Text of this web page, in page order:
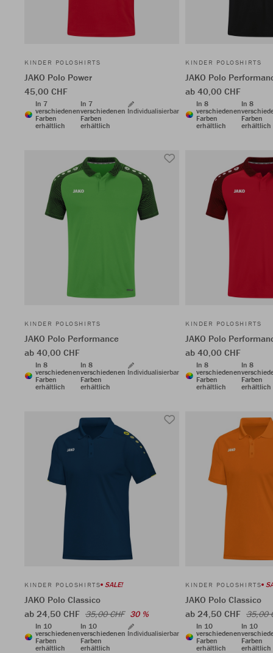
KINDER POLOSHIRTS
JAKO Polo Power
45,00 CHF
In 7
verschiedenen
Farben
erhältlich
In 7
verschiedenen
Farben
erhältlich
Individualisierbar
KINDER POLOSHIRTS
JAKO Polo
ab 40,00 CHF
In 8
verschiedenen
Farben
erhältlich
In 8
Farben
erhältlich
KINDER POLOSHIRTS
JAKO Polo Performance
ab 40,00 CHF
In 8
verschiedenen
Farben
erhältlich
In 8
verschiedenen
Farben
erhältlich
Individualisierbar
KINDER POLOSHIRTS
JAKO Polo
ab 40,00 CHF
In 8
verschiedenen
Farben
erhältlich
In 8
Farben
erhältlich
KINDER POLOSHIRTS SALE!
JAKO Polo Classico
ab 24,50 CHF 35,00 CHF 30 %
In 10
verschiedenen
Farben
erhältlich
In 10
verschiedenen
Farben
erhältlich
Individualisierbar
KINDER POLOSHIRTS
JAKO Polo Classico
ab 24,50 CHF 35,00
In 10
verschiedenen
Farben
erhältlich
In 10
Farben
erhältlich